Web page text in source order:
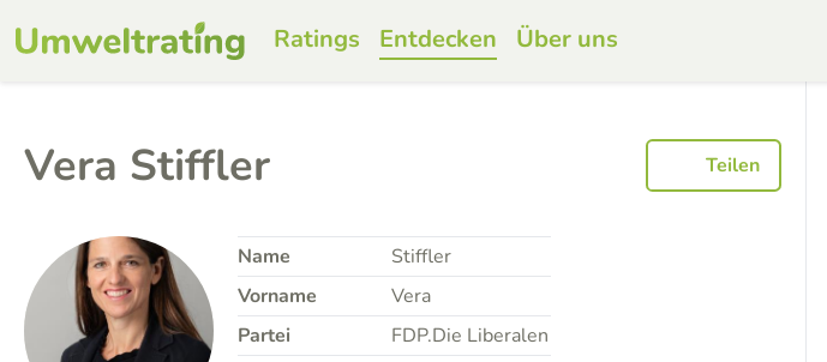
Ratings Entdecken Über uns
Vera Stiffler Teilen
Name
Stiffler
Vorname
Vera
Partei
FDP.Die Liberalen